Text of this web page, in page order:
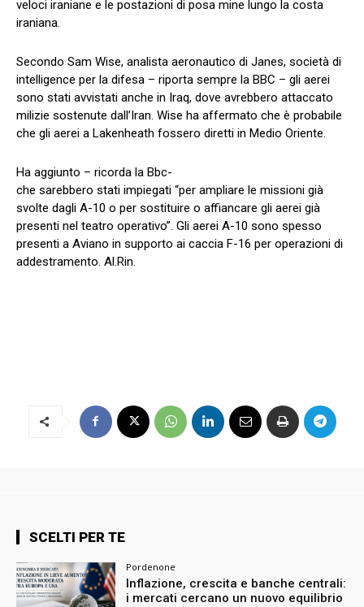
veloci iraniane e le postazioni di posa mine lungo la costa
iraniana.
Secondo Sam Wise, analista aeronautico di Janes, società di
intelligence per la difesa – riporta sempre la BBC – gli aerei
sono stati avvistati anche in Iraq, dove avrebbero attaccato
milizie sostenute dall’Iran. Wise ha affermato che è probabile
che gli aerei a Lakenheath fossero diretti in Medio Oriente.
Ha aggiunto – ricorda la Bbc-
che sarebbero stati impiegati “per ampliare le missioni già
svolte dagli A-10 o per sostituire o affiancare gli aerei già
presenti nel teatro operativo”. Gli aerei A-10 sono spesso
presenti a Aviano in supporto ai caccia F-16 per operazioni di
addestramento. Al.Rin.
SCELTI PER TE
Pordenone
Inflazione, crescita e banche centrali:
i mercati cercano un nuovo equilibrio